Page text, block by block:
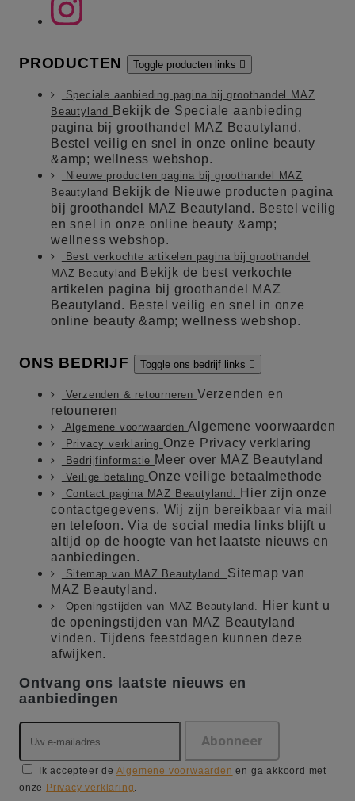
PRODUCTEN Toggle producten links 
Speciale aanbieding pagina bij groothandel MAZ
Beautyland
Bekijk de Speciale aanbieding
pagina bij groothandel MAZ Beautyland.
Bestel veilig en snel in onze online beauty
&amp; wellness webshop.
Nieuwe producten pagina bij groothandel MAZ
Beautyland
Bekijk de Nieuwe producten pagina
bij groothandel MAZ Beautyland. Bestel veilig
en snel in onze online beauty &amp;
wellness webshop.
Best verkochte artikelen pagina bij groothandel
MAZ Beautyland
Bekijk de best verkochte
artikelen pagina bij groothandel MAZ
Beautyland. Bestel veilig en snel in onze
online beauty &amp; wellness webshop.
ONS BEDRIJF Toggle ons bedrijf links 
Verzenden & retourneren Verzenden en
retouneren
Algemene voorwaardenAlgemene voorwaarden
Privacy verklaring Onze Privacy verklaring
Bedrijfinformatie Meer over MAZ Beautyland
Veilige betaling Onze veilige betaalmethode
Contact pagina MAZ Beautyland.
Hier zijn onze
contactgegevens. Wij zijn bereikbaar via mail
en telefoon. Via de social media links blijft u
altijd op de hoogte van het laatste nieuws en
aanbiedingen.
Sitemap van MAZ Beautyland. Sitemap van
MAZ Beautyland.
Openingstijden van MAZ Beautyland.
Hier kunt u
de openingstijden van MAZ Beautyland
vinden. Tijdens feestdagen kunnen deze
afwijken.
Ontvang ons laatste nieuws en
aanbiedingen
Ik accepteer de Algemene voorwaarden en ga akkoord met
onze Privacy verklaring.